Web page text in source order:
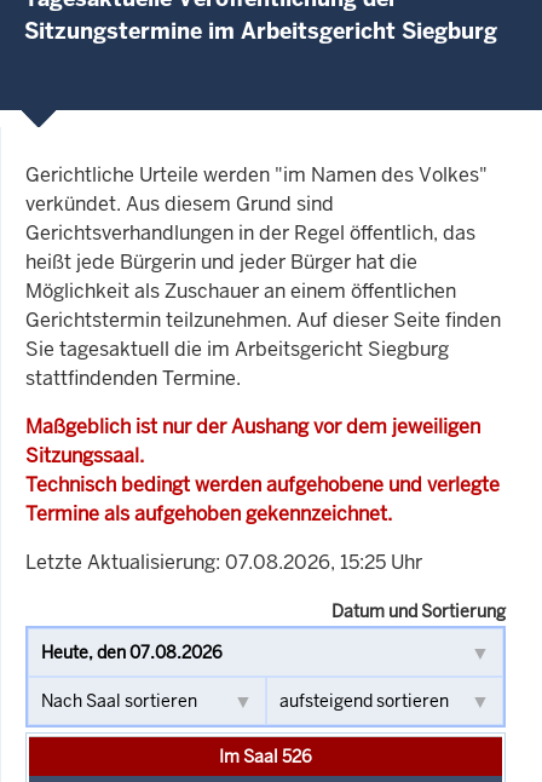
Sitzungstermine im Arbeitsgericht Siegburg
Gerichtliche Urteile werden "im Namen des Volkes"
verkündet. Aus diesem Grund sind
Gerichtsverhandlungen in der Regel öffentlich, das
heißt jede Bürgerin und jeder Bürger hat die
Möglichkeit als Zuschauer an einem öffentlichen
Gerichtstermin teilzunehmen. Auf dieser Seite finden
Sie tagesaktuell die im Arbeitsgericht Siegburg
stattfindenden Termine.
Maßgeblich ist nur der Aushang vor dem jeweiligen
Sitzungssaal.
Technisch bedingt werden aufgehobene und verlegte
Termine als aufgehoben gekennzeichnet.
Letzte Aktualisierung: 07.08.2026, 15:25 Uhr
Datum und Sortierung
Im Saal 526